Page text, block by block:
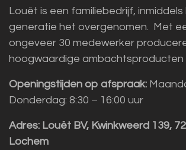
Louët is een familiebedrijf,
generatie het overgenomen. Met
ongeveer 30 medewerker
hoogwaardige ambachtsproducten
Openingstijden op afspraak:
Donderdag: 8:30 – 16:00 uur
Adres: Louët BV, Kwinkweerd 139,
Lochem